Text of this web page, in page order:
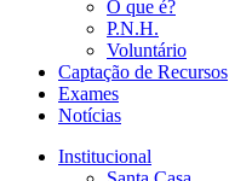
O que é?
P.N.H.
Voluntário
Captação de Recursos
Exames
Notícias
Institucional